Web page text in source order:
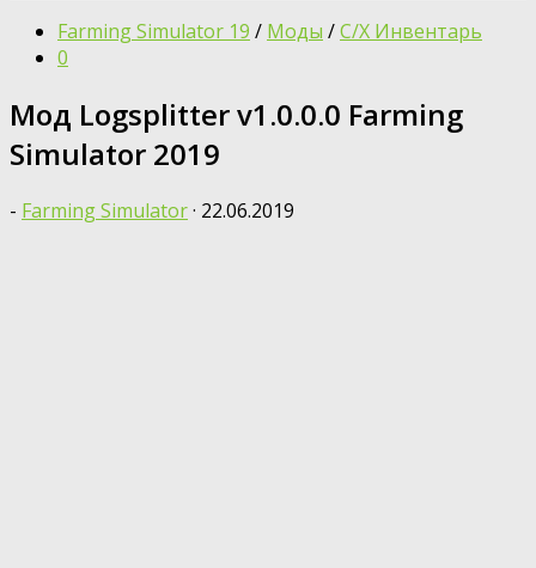
Farming Simulator 19 / Моды /С/Х Инвентарь
0
Мод Logsplitter v1.0.0.0 Farming
Simulator 2019
- Farming Simulator· 22.06.2019